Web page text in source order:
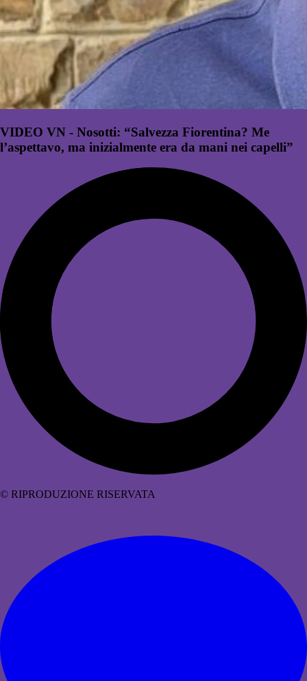
VIDEO VN - Nosotti: “Salvezza Fiorentina? Me
l’aspettavo, ma inizialmente era da mani nei capelli”
© RIPRODUZIONE RISERVATA